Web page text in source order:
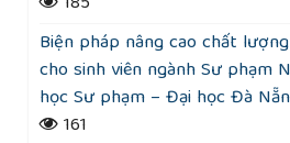
Biện pháp nâng cao chất
cho sinh viên ngành Sư phạm
học Sư phạm – Đại học Đà
161